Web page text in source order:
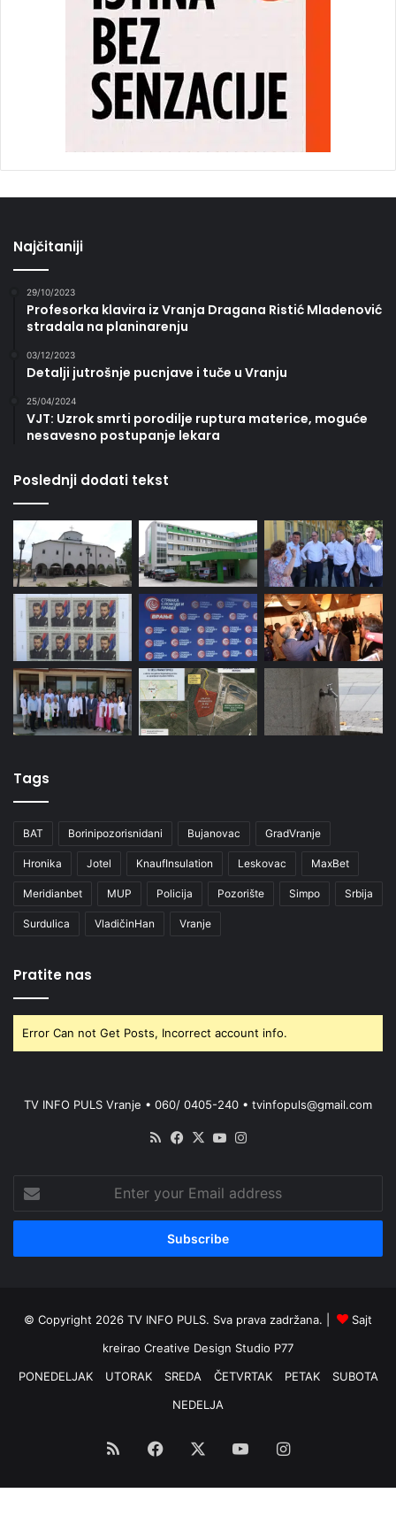
Najčitaniji
29/10/2023
Profesorka klavira iz Vranja Dragana Ristić Mladenović
stradala na planinarenju
03/12/2023
Detalji jutrošnje pucnjave i tuče u Vranju
25/04/2024
VJT: Uzrok smrti porodilje ruptura materice, moguće
nesavesno postupanje lekara
Poslednji dodati tekst
Tags
BAT Borinipozorisnidani Bujanovac GradVranje
Hronika Jotel KnaufInsulation Leskovac MaxBet
Meridianbet MUP Policija Pozorište Simpo Srbija
Surdulica VladičinHan Vranje
Pratite nas
Error Can not Get Posts, Incorrect account info.
TV INFO PULS Vranje • 060/ 0405-240 • tvinfopuls@gmail.com
RSS Facebook
X YouTube
your
Email
© Copyright 2026 TV INFO PULS. Sva prava zadržana. |
Sajt
kreirao Creative Design Studio P77
PONEDELJAK
UTORAK SREDA ČETVRTAK PETAK
SUBOTA
NEDELJA
RSS Facebook YouTubeInstagram